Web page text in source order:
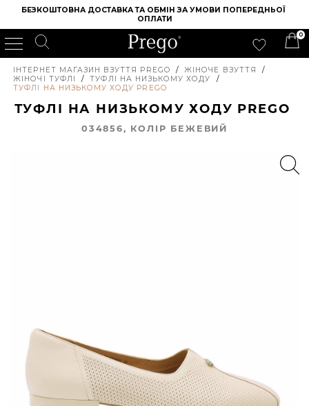
БЕЗКОШТОВНА ДОСТАВКА ТА ОБМІН ЗА УМОВИ ПОПЕРЕДНЬОЇ
ОПЛАТИ
0
ІНТЕРНЕТ МАГАЗИН ВЗУТТЯ PREGO / ЖІНОЧЕ ВЗУТТЯ
/
ЖІНОЧІ ТУФЛІ
/ ТУФЛІ НА НИЗЬКОМУ ХОДУ
/
ТУФЛІ НА НИЗЬКОМУ ХОДУ PREGO
ТУФЛІ НА НИЗЬКОМУ ХОДУ PREGO
034856, КОЛIР БЕЖЕВИЙ